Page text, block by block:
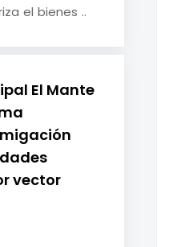
el bienes ..
El Mante
vector